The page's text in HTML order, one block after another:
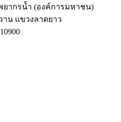
ยากรน้ำ (องค์การมหาชน)
าน แขวงลาดยาว